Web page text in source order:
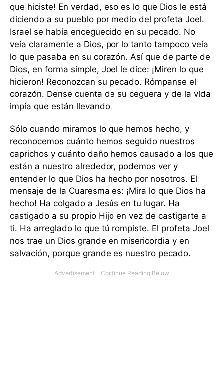
que hiciste! En verdad, eso es lo que Dios le está
diciendo a su pueblo por medio del profeta Joel.
Israel se había enceguecido en su pecado. No
veía claramente a Dios, por lo tanto tampoco veía
lo que pasaba en su corazón. Así que de parte de
Dios, en forma simple, Joel le dice: ¡Miren lo que
hicieron! Reconozcan su pecado. Rómpanse el
corazón. Dense cuenta de su ceguera y de la vida
impía que están llevando.
Sólo cuando miramos lo que hemos hecho, y
reconocemos cuánto hemos seguido nuestros
caprichos y cuánto daño hemos causado a los que
están a nuestro alrededor, podemos ver y
entender lo que Dios ha hecho por nosotros. El
mensaje de la Cuaresma es: ¡Mira lo que Dios ha
hecho! Ha colgado a Jesús en tu lugar. Ha
castigado a su propio Hijo en vez de castigarte a
ti. Ha arreglado lo que tú rompiste. El profeta Joel
nos trae un Dios grande en misericordia y en
salvación, porque grande es nuestro pecado.